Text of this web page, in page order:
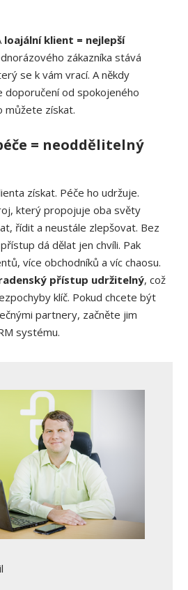
loajální klient = nejlepší
zákazníka stává
se k vám vrací. A někdy
od spokojeného
můžete získat.
= neoddělitelný
získat. Péče ho udržuje.
který propojuje oba světy
řídit a neustále zlepšovat. Bez
dá dělat jen chvíli. Pak
více obchodníků a víc chaosu.
přístup udržitelný, což
klíč. Pokud chcete být
partnery, začněte jim
systému.